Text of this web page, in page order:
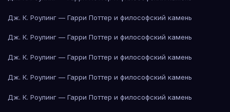
Дж. К. Роулинг — Гарри Поттер и философский камень
Дж. К. Роулинг — Гарри Поттер и философский камень
Дж. К. Роулинг — Гарри Поттер и философский камень
Дж. К. Роулинг — Гарри Поттер и философский камень
Дж. К. Роулинг — Гарри Поттер и философский камень